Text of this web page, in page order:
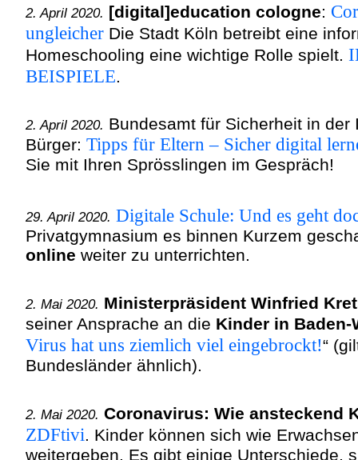
2. April 2020. [digital]education cologne:
ungleicher Die Stadt Köln betreibt eine
Homeschooling eine wichtige Rolle spielt.
BEISPIELE.
2. April 2020. Bundesamt für Sicherheit in
Bürger: Tipps für Eltern – Sicher digital
Sie mit Ihren Sprösslingen im Gespräch!
29. April 2020. Digitale Schule: Und es geht
Privatgymnasium es binnen Kurzem
online weiter zu unterrichten.
2. Mai 2020. Ministerpräsident Winfried
seiner Ansprache an die Kinder in Baden-
Virus hat uns ziemlich viel eingebrockt!“
Bundesländer ähnlich).
2. Mai 2020. Coronavirus: Wie ansteckend
ZDFtivi. Kinder können sich wie
weitergeben. Es gibt einige Unterschiede,